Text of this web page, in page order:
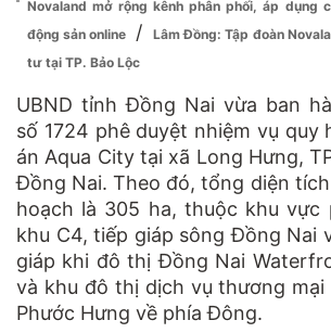
Novaland mở rộng kênh phân phối, áp dụng
động sản online
/
Lâm Đồng: Tập đoàn
tư tại TP. Bảo Lộc
UBND tỉnh Đồng Nai vừa ban
số 1724 phê duyệt nhiệm vụ quy
án Aqua City tại xã Long Hưng,
Đồng Nai. Theo đó, tổng diện
hoạch là 305 ha, thuộc khu vực
khu C4, tiếp giáp sông Đồng Nai
giáp khi đô thị Đồng Nai
và khu đô thị dịch vụ thương mại
Phước Hưng về phía Đông.